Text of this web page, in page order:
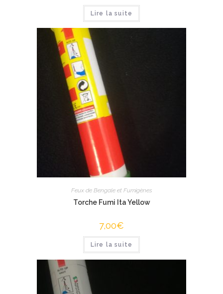
Lire la suite
Feux de Bengale et Fumigènes
Torche Fumi Ita Yellow
7,00€
Lire la suite